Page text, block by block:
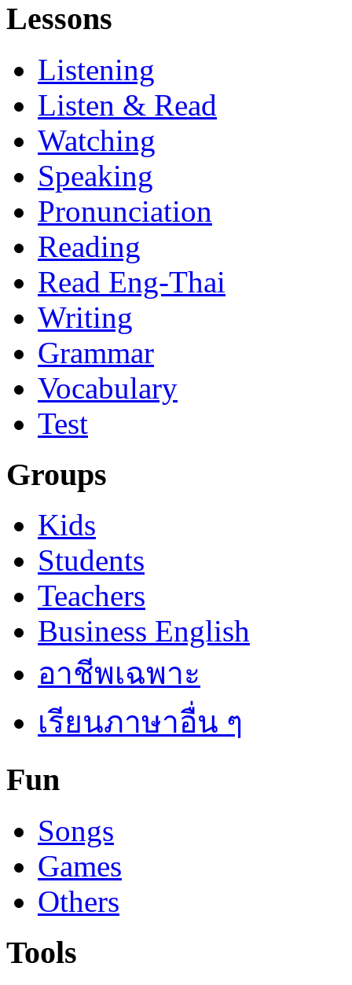
Lessons
Listening
Listen & Read
Watching
Speaking
Pronunciation
Reading
Read Eng-Thai
Writing
Grammar
Vocabulary
Test
Groups
Kids
Students
Teachers
Business English
อาชีพเฉพาะ
เรียนภาษาอื่น ๆ
Fun
Songs
Games
Others
Tools